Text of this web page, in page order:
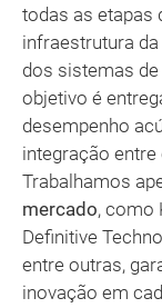
todas as etapas
infraestrutura
dos sistemas
objetivo é
desempenho
integração
Trabalhamos
mercado, como
Definitive
entre outras,
inovação em